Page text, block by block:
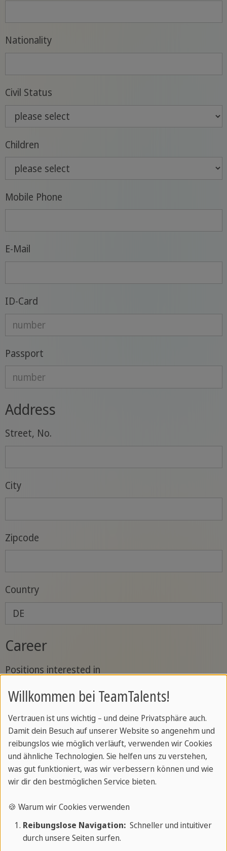
Nationality
Civil Status
Children
Mobile Phone
E-Mail
ID-Card
Passport
Address
Street, No.
City
Zipcode
Country
Career
Positions interested in
Please upload your complete application
Cover letter
Willkommen bei TeamTalents!
Vertrauen ist uns wichtig – und deine Privatsphäre auch.
Damit dein Besuch auf unserer Website so angenehm und
reibungslos wie möglich verläuft, verwenden wir Cookies
und ähnliche Technologien. Sie helfen uns zu verstehen,
was gut funktioniert, was wir verbessern können und wie
wir dir den bestmöglichen Service bieten.
🍪 Warum wir Cookies verwenden
Reibungslose Navigation:Schneller und intuitiver
durch unsere Seiten surfen.